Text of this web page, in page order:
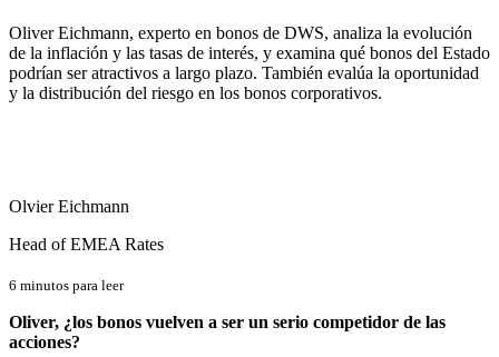
Oliver Eichmann, experto en bonos de DWS, analiza la evolución
de la inflación y las tasas de interés, y examina qué bonos del Estado
podrían ser atractivos a largo plazo. También evalúa la oportunidad
y la distribución del riesgo en los bonos corporativos.
Olvier Eichmann
Head of EMEA Rates
6 minutos para leer
Oliver, ¿los bonos vuelven a ser un serio competidor de las
acciones?